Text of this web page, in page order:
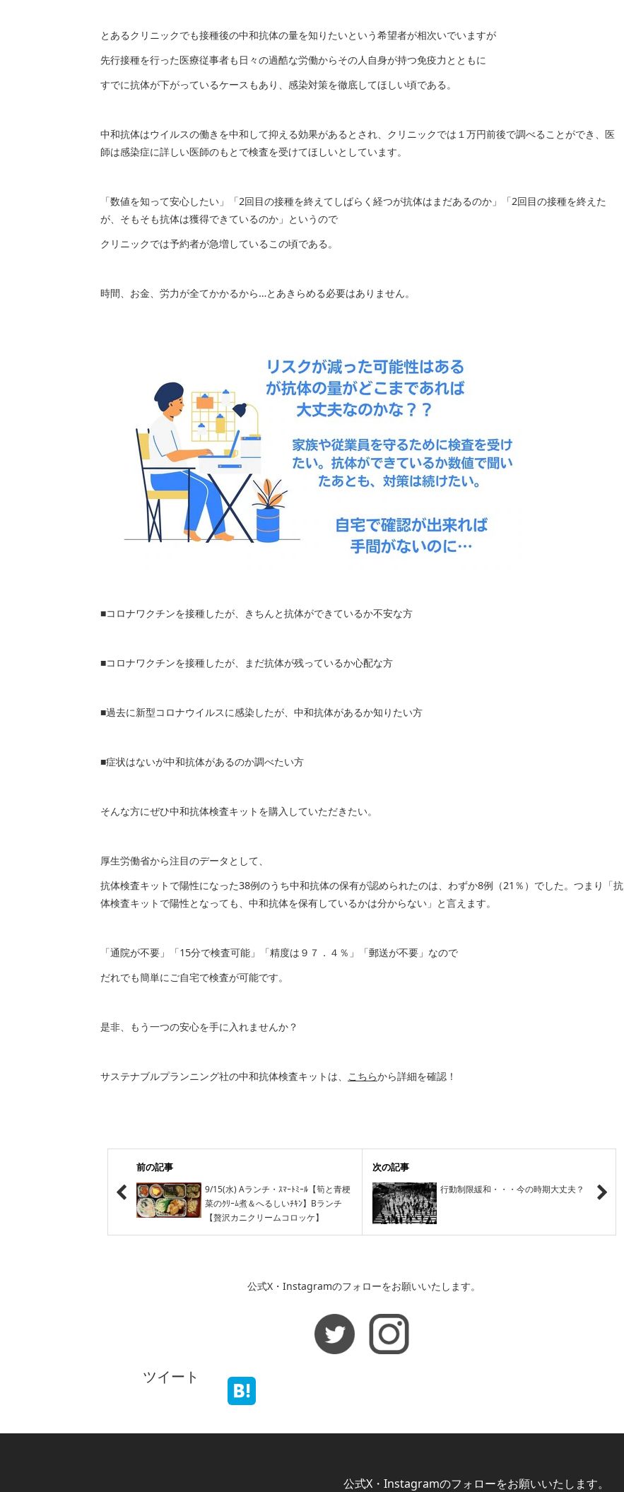
とあるクリニックでも接種後の中和抗体の量を知りたいという希望者が相次いでいますが
先行接種を行った医療従事者も日々の過酷な労働からその人自身が持つ免疫力とともに
すでに抗体が下がっているケースもあり、感染対策を徹底してほしい頃である。
中和抗体はウイルスの働きを中和して抑える効果があるとされ、クリニックでは１万円前後で調べることができ、医
師は感染症に詳しい医師のもとで検査を受けてほしいとしています。
「数値を知って安心したい」「2回目の接種を終えてしばらく経つが抗体はまだあるのか」「2回目の接種を終えた
が、そもそも抗体は獲得できているのか」というので
クリニックでは予約者が急増しているこの頃である。
時間、お金、労力が全てかかるから…とあきらめる必要はありません。
■コロナワクチンを接種したが、きちんと抗体ができているか不安な方
■コロナワクチンを接種したが、まだ抗体が残っているか心配な方
■過去に新型コロナウイルスに感染したが、中和抗体があるか知りたい方
■症状はないが中和抗体があるのか調べたい方
そんな方にぜひ中和抗体検査キットを購入していただきたい。
厚生労働省から注目のデータとして、
抗体検査キットで陽性になった38例のうち中和抗体の保有が認められたのは、わずか8例（21％）でした。つまり「抗
体検査キットで陽性となっても、中和抗体を保有しているかは分からない」と言えます。
「通院が不要」「15分で検査可能」「精度は９７．４％」「郵送が不要」なので
だれでも簡単にご自宅で検査が可能です。
是非、もう一つの安心を手に入れませんか？
サステナブルプランニング社の中和抗体検査キットは、 こちらから詳細を確認！
前の記事
9/15(水) Aランチ・ｽﾏｰﾄﾐｰﾙ【筍と青梗
菜のｸﾘｰﾑ煮＆へるしいﾁｷﾝ】Bランチ
【贅沢カニクリームコロッケ】
次の記事
行動制限緩和・・・今の時期大丈夫？
公式X・Instagramのフォローをお願いいたします。
ツイート
公式X・Instagramのフォローをお願いいたします。